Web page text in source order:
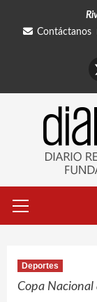
Contáctanos
primario
Deportes
Copa Nacional